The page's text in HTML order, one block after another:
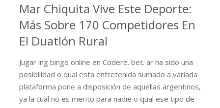
Mar Chiquita Vive Este Deporte:
Más Sobre 170 Competidores En
El Duatlón Rural
Jugar ing bingo online en Codere. bet. ar ha sido una
posibilidad o qual esta entretenida sumado a variada
plataforma pone a disposición de aquellas argentinos,
ya la cual no es merito para nadie o qual ese tipo de